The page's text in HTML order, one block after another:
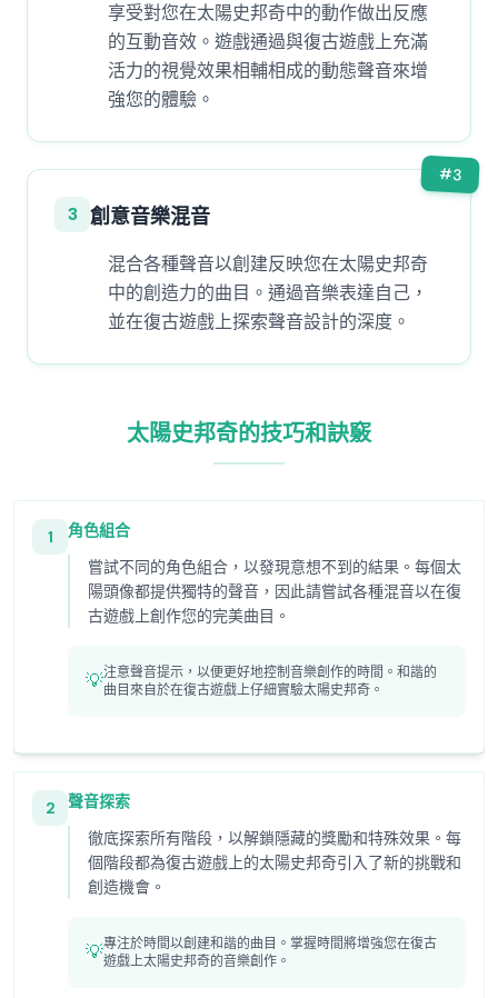
享受對您在太陽史邦奇中的動作做出反應
的互動音效。遊戲通過與復古遊戲上充滿
活力的視覺效果相輔相成的動態聲音來增
強您的體驗。
#3
3 創意音樂混音
混合各種聲音以創建反映您在太陽史邦奇
中的創造力的曲目。通過音樂表達自己，
並在復古遊戲上探索聲音設計的深度。
太陽史邦奇的技巧和訣竅
1
角色組合
嘗試不同的角色組合，以發現意想不到的結果。每個太
陽頭像都提供獨特的聲音，因此請嘗試各種混音以在復
古遊戲上創作您的完美曲目。
💡注意聲音提示，以便更好地控制音樂創作的時間。和諧的
曲目來自於在復古遊戲上仔細實驗太陽史邦奇。
2
聲音探索
徹底探索所有階段，以解鎖隱藏的獎勵和特殊效果。每
個階段都為復古遊戲上的太陽史邦奇引入了新的挑戰和
創造機會。
💡專注於時間以創建和諧的曲目。掌握時間將增強您在復古
遊戲上太陽史邦奇的音樂創作。